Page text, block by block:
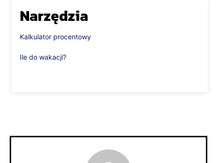
Narzędzia
Kalkulator procentowy
Ile do wakacji?